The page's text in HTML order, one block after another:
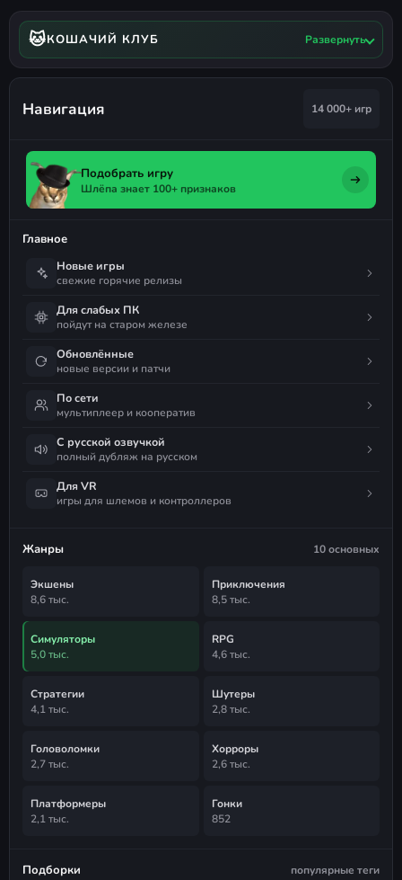
🐱КОШАЧИЙ КЛУБ Развернуть
Навигация 14 000+ игр
Подобрать игру
Шлёпа знает 100+ признаков
Главное
Новые игры
свежие горячие релизы
Для слабых ПК
пойдут на старом железе
Обновлённые
новые версии и патчи
По сети
мультиплеер и кооператив
С русской озвучкой
полный дубляж на русском
Для VR
игры для шлемов и контроллеров
Жанры 10 основных
Экшены
8,6 тыс.
Приключения
8,5 тыс.
Симуляторы
5,0 тыс.
RPG
4,6 тыс.
Стратегии
4,1 тыс.
Шутеры
2,8 тыс.
Головоломки
2,7 тыс.
Хорроры
2,6 тыс.
Платформеры
2,1 тыс.
Гонки
852
Подборки популярные теги